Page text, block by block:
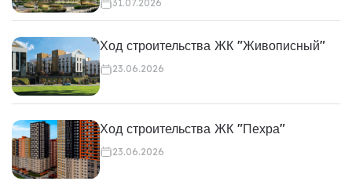
31.07.2026
Ход строительства ЖК "Живописный"
23.06.2026
Ход строительства ЖК "Пехра"
23.06.2026